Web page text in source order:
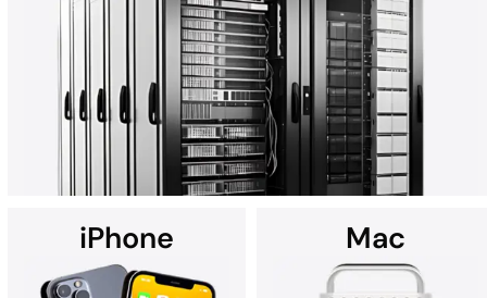
om det er en Mac, Windows-PC eller et RAID-system – alle
HDD-gendannelser udføres i DriveSavers' avancerede renrum.
DriveSavers specialiserer sig i skræddersyede løsninger til
iPhone Mac